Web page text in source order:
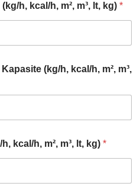
h, kcal/h, m², m³, lt, kg) *
(kg/h, kcal/h, m², m³,
kcal/h, m², m³, lt, kg) *